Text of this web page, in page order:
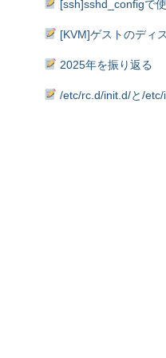
[ssh]sshd_configで
[KVM]ゲストのディ
2025年を振り返る
/etc/rc.d/init.d/と/etc/